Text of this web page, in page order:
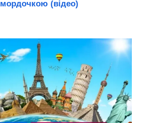
мордочкою (відео)